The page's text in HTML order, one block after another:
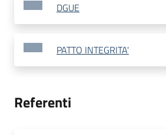
DGUE
PATTO INTEGRITA'
Referenti